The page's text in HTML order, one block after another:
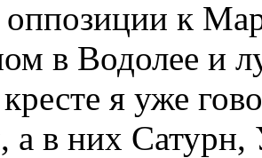
оппозиции к
в Водолее и
я уже
а в них